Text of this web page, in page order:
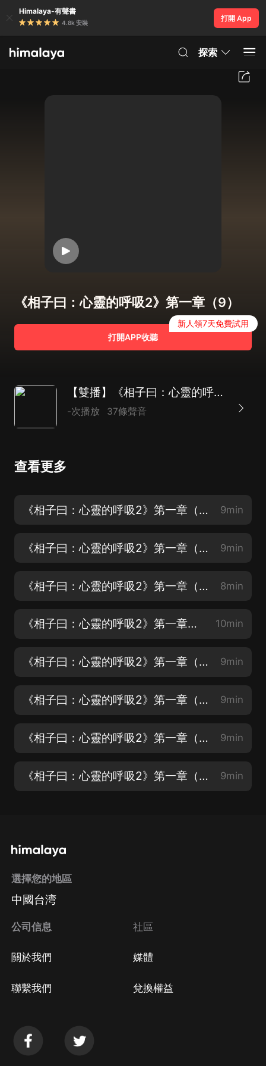
Himalaya-有聲書
4.8k 安裝
打開 App
探索
《相子曰：心靈的呼吸2》第一章（9）
打開APP收聽
新人領7天免費試用
【雙播】《相子曰：心靈的呼吸Ⅱ》
-次播放 37條聲音
查看更多
《相子曰：心靈的呼吸2》第一章（1） 9min
《相子曰：心靈的呼吸2》第一章（2） 9min
《相子曰：心靈的呼吸2》第一章（3） 8min
《相子曰：心靈的呼吸2》第一章（4） 10min
《相子曰：心靈的呼吸2》第一章（5） 9min
《相子曰：心靈的呼吸2》第一章（6） 9min
《相子曰：心靈的呼吸2》第一章（7） 9min
《相子曰：心靈的呼吸2》第一章（8） 9min
選擇您的地區
中國台湾
公司信息
關於我們
聯繫我們
社區
媒體
兌換權益